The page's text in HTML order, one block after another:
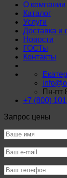
О компании
Каталог
Услуги
Доставка и
Новости
ГОСТы
Контакты
Пн-пт
+7 (800)
Запрос цены